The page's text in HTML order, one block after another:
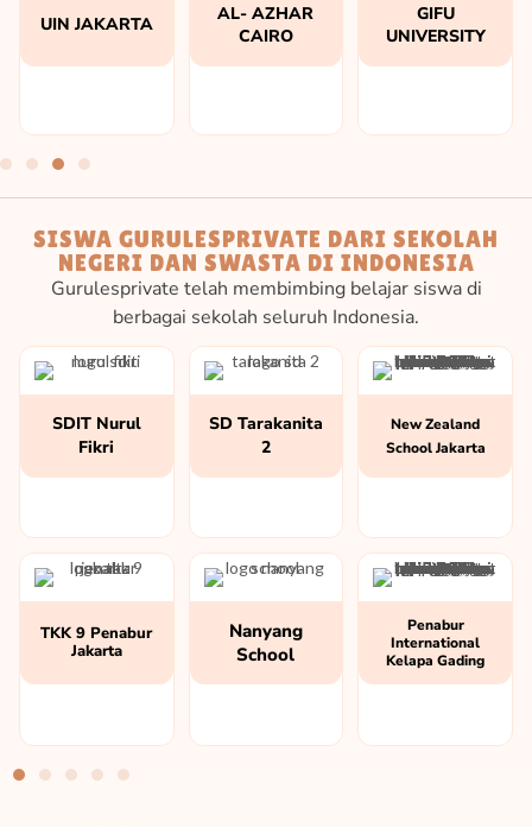
UIN JAKARTA
AL- AZHAR
CAIRO
GIFU
UNIVERSITY
SISWA GURULESPRIVATE DARI SEKOLAH
NEGERI DAN SWASTA DI INDONESIA
Gurulesprivate telah membimbing belajar siswa di
berbagai sekolah seluruh Indonesia.
SDIT Nurul
Fikri
SD Tarakanita
2
New Zealand
School Jakarta
TKK 9 Penabur
Jakarta
Nanyang
School
Penabur
International
Kelapa Gading